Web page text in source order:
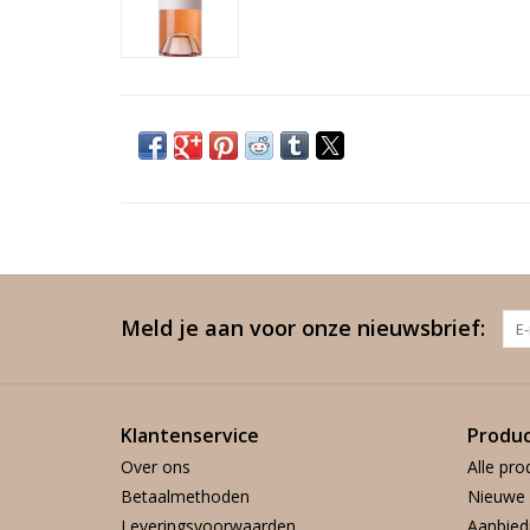
Meld je aan voor onze nieuwsbrief:
Klantenservice
Over ons
Betaalmethoden
Alle